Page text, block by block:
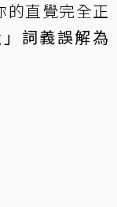
的直覺完全正
詞義誤解為